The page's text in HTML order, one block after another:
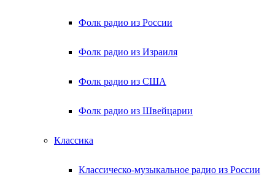
Фолк радио из России
Фолк радио из Израиля
Фолк радио из США
Фолк радио из Швейцарии
Классика
Классическо-музыкальное радио из России